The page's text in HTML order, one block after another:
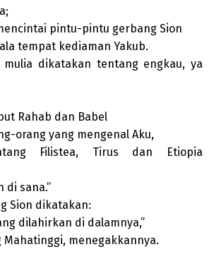
pintu-pintu gerbang Sion
tempat kediaman Yakub.
mulia dikatakan tentang engkau, ya
Rahab dan Babel
orang yang mengenal Aku,
Filistea, Tirus dan Etiopia
di sana.”
Sion dikatakan:
dilahirkan di dalamnya,”
Mahatinggi, menegakkannya.